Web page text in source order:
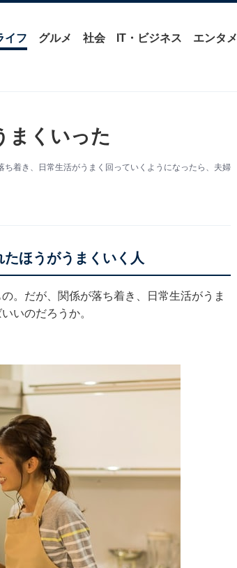
イフ グルメ 社会 IT・ビジネス エンタメ
くいった
着き、日常生活がうまく回っていくようになったら、夫婦
ほうがうまくいく人
。だが、関係が落ち着き、日常生活がうま
いのだろうか。